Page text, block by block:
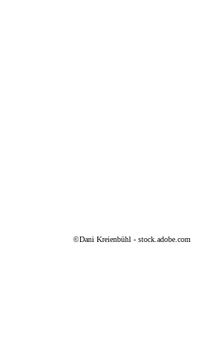
©Dani Kreienbühl - stock.adobe.com